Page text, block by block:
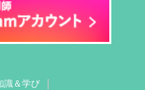
識＆学び